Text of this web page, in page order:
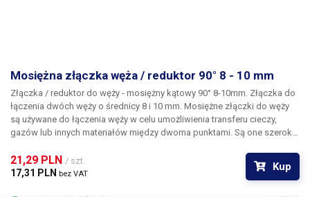
Mosiężna złączka węża / reduktor 90° 8 - 10 mm
Złączka / reduktor do węży - mosiężny kątowy 90° 8-10mm. Złączka do
łączenia dwóch węży o średnicy 8 i 10 mm. Mosiężne złączki do węży
są używane do łączenia węży w celu umożliwienia transferu cieczy,
gazów lub innych materiałów między dwoma punktami. Są one szeroko
budownictwo, rolnictwo i hydraulika. Głównymi zaletami złączy
mosiężnych są ich odporność na korozję, wysoka wytrzymałość i długa
21,29 PLN / szt.
17,31 PLN bez VAT
Kup